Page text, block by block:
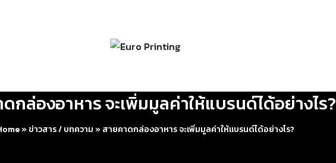
กล่องอาหาร จะเพิ่มมูลค่าให้แบรนด์ได้อย่างไร?
»ข่าวสาร / บทความ»สายคาดกล่องอาหาร จะเพิ่มมูลค่าให้แบรนด์ได้อย่างไร?